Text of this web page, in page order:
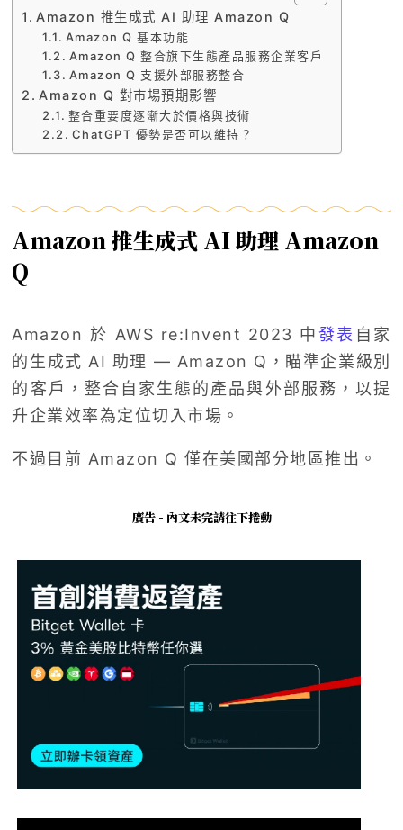
Amazon 推生成式 AI 助理 Amazon Q
Amazon Q 基本功能
Amazon Q 整合旗下生態產品服務企業客戶
Amazon Q 支援外部服務整合
Amazon Q 對市場預期影響
整合重要度逐漸大於價格與技術
ChatGPT 優勢是否可以維持？
Amazon 推生成式 AI 助理 Amazon
Q
Amazon 於 AWS re:Invent 2023 中發表 自家
的生成式 AI 助理 — Amazon Q，瞄準企業級別
的客戶，整合自家生態的產品與外部服務，以提
升企業效率為定位切入市場。
不過目前 Amazon Q 僅在美國部分地區推出。
廣告 - 內文未完請往下捲動